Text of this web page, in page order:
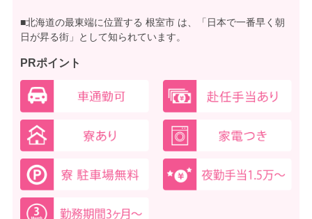
■北海道の最東端に位置する 根室市 は、「日本で一番早く朝
日が昇る街」として知られています。
PRポイント